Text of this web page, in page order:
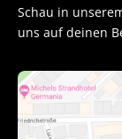
Schau in
uns auf deinen